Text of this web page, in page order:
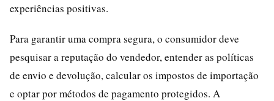
experiências positivas.
Para garantir uma compra segura, o consumidor deve
pesquisar a reputação do vendedor, entender as políticas
de envio e devolução, calcular os impostos de importação
e optar por métodos de pagamento protegidos. A